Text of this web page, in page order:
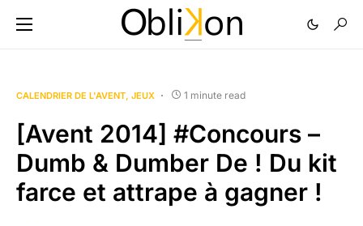
CALENDRIER DE L'AVENT JEUX 1 minute read
[Avent 2014] #Concours –
Dumb & Dumber De ! Du kit
farce et attrape à gagner !